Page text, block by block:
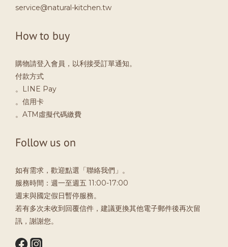
service@natural-kitchen.tw
How to buy
購物請登入會員，以利接受訂單通知。
付款方式
。LINE Pay
。信用卡
。ATM虛擬代碼繳費
Follow us on
如有需求，歡迎點選「聯絡我們」。
服務時間：週一至週五 11:00-17:00
週末與國定假日暫停服務。
若有多次未收到回覆信件，建議更換其他電子郵件後再次留
訊，謝謝您。